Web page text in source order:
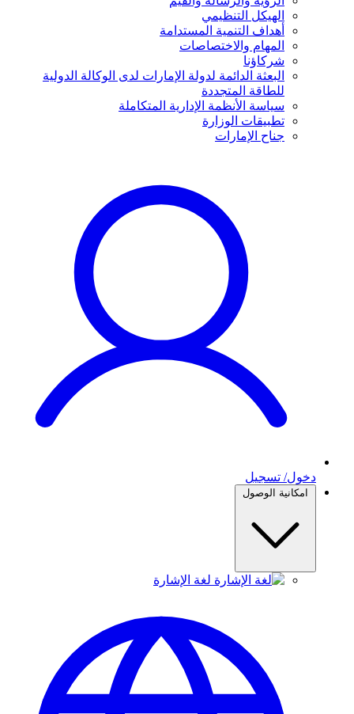
الهيكل التنظيمي
أهداف التنمية المستدامة
المهام والاختصاصات
شركاؤنا
البعثة الدائمة لدولة الإمارات لدى الوكالة الدولية
للطاقة المتجددة
سياسة الأنظمة الإدارية المتكاملة
تطبيقات الوزارة
جناح الإمارات
دخول/ تسجيل
امكانية الوصول
لغة الإشارة